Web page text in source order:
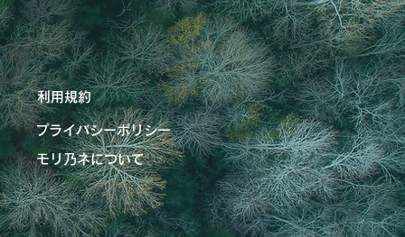
利用規約
プライバシーポリシー
モリ乃ネについて